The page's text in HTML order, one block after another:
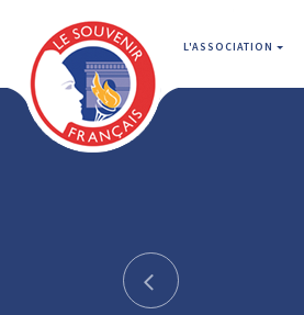
L'ASSOCIATION